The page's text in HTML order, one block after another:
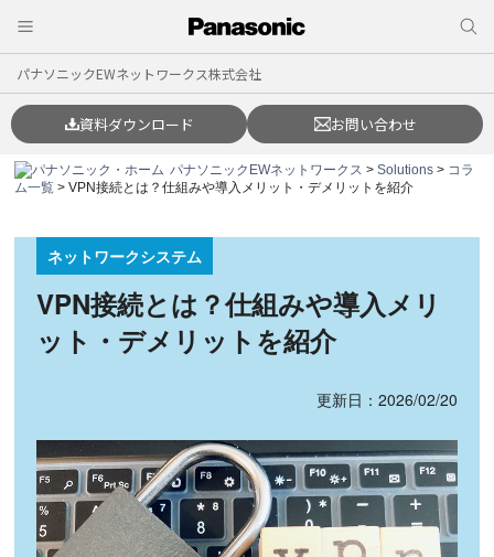
パナソニックEWネットワークス株式会社
資料ダウンロード お問い合わせ
パナソニックEWネットワークス >Solutions > コラ
ム一覧 > VPN接続とは？仕組みや導入メリット・デメリットを紹介
ネットワークシステム
VPN接続とは？仕組みや導入メリ
ット・デメリットを紹介
更新日：2026/02/20